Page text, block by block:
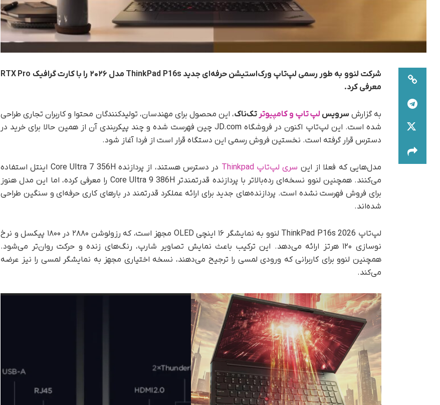
شرکت لنوو به‌ طور رسمی لپ‌تاپ ورک‌استیشن حرفه‌ای جدید ThinkPad P16s مدل ۲۰۲۶ را با کارت گرافیک RTX Pro
معرفی کرد.
به گزارش سرویس لپ تاپ و کامپیوتر تک‌ناک، این محصول برای مهندسان، تولیدکنندگان محتوا و کاربران تجاری طراحی
شده است. این لپ‌تاپ اکنون در فروشگاه JD.com چین فهرست شده و چند پیکربندی آن از همین حالا برای خرید در
دسترس قرار گرفته است. نخستین فروش رسمی این دستگاه قرار است از فردا آغاز شود.
مدل‌هایی که فعلا از این سری لپ‌تاپ Thinkpad
در دسترس هستند، از پردازنده Core Ultra 7 356H اینتل استفاده
می‌کنند. همچنین لنوو نسخه‌ای رده‌بالاتر با پردازنده قدرتمندتر Core Ultra 9 386H را معرفی کرده، اما این مدل هنوز
برای فروش فهرست نشده است. پردازنده‌های جدید برای ارائه عملکرد قدرتمند در بارهای کاری حرفه‌ای و سنگین طراحی
شده‌اند.
لپ‌تاپ ThinkPad P16s 2026 لنوو به نمایشگر ۱۶ اینچی OLED مجهز است، که رزولوشن ۲۸۸۰ در ۱۸۰۰ پیکسل و نرخ
نوسازی ۱۲۰ هرتز ارائه می‌دهد. این ترکیب باعث نمایش تصاویر شارپ، رنگ‌های زنده و حرکت روان‌تر می‌شود.
همچنین لنوو برای کاربرانی که ورودی لمسی را ترجیح می‌دهند، نسخه اختیاری مجهز به نمایشگر لمسی را نیز عرضه
می‌کند.